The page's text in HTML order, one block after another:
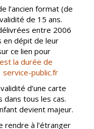
Équipements
sportifs
Associations
Annuaire des
associations
Démarches
des
associations
l’ancien format (de
de 15 ans.
entre 2006
en dépit de leur
ce lien pour
la durée de
public.fr
d’une carte
dans tous les cas.
devient majeur.
rendre à l’étranger